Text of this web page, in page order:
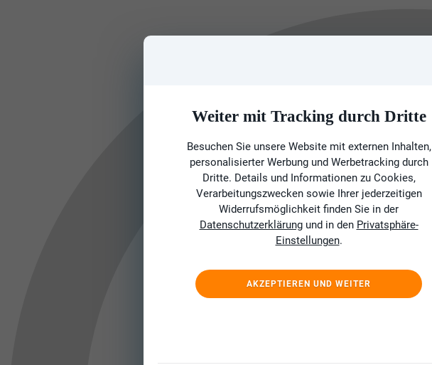
Weiter mit Tracking durch Dritte
Besuchen Sie unsere Website mit externen Inhalten,
personalisierter Werbung und Werbetracking durch
Dritte. Details und Informationen zu Cookies,
Verarbeitungszwecken sowie Ihrer jederzeitigen
Widerrufsmöglichkeit finden Sie in der
Datenschutzerklärungund in den Privatsphäre-
Einstellungen.
AKZEPTIEREN UND WEITER